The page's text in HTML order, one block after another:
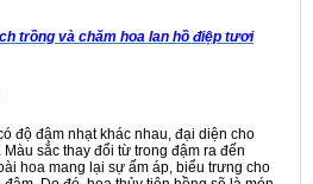
trồng và chăm hoa lan hồ điệp tươi
độ đậm nhạt khác nhau, đại diện cho
sắc thay đổi từ trong đậm ra đến
hoa mang lại sự ấm áp, biểu trưng cho